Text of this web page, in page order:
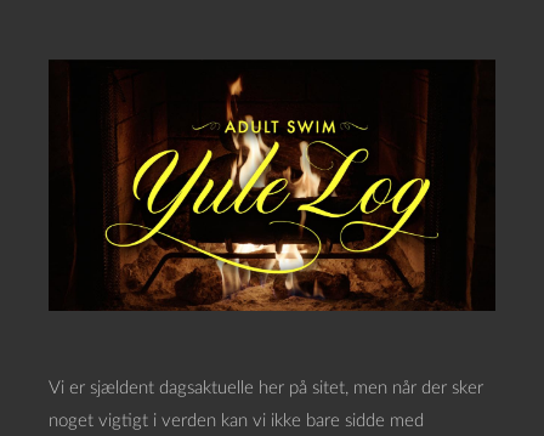
Vi er sjældent dagsaktuelle her på sitet, men når der sker
noget vigtigt i verden kan vi ikke bare sidde med